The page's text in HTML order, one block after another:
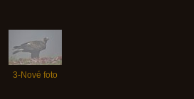
3-Nové foto